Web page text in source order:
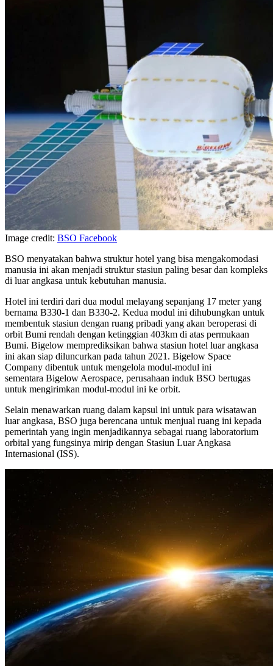
Image credit: BSO Facebook
BSO menyatakan bahwa struktur hotel yang bisa mengakomodasi
manusia ini akan menjadi struktur stasiun paling besar dan kompleks
di luar angkasa untuk kebutuhan manusia.
Hotel ini terdiri dari dua modul melayang sepanjang 17 meter yang
bernama B330-1 dan B330-2. Kedua modul ini dihubungkan untuk
membentuk stasiun dengan ruang pribadi yang akan beroperasi di
orbit Bumi rendah dengan ketinggian 403km di atas permukaan
Bumi. Bigelow memprediksikan bahwa stasiun hotel luar angkasa
ini akan siap diluncurkan pada tahun 2021. Bigelow Space
Company dibentuk untuk mengelola modul-modul ini
sementara Bigelow Aerospace, perusahaan induk BSO bertugas
untuk mengirimkan modul-modul ini ke orbit.
Selain menawarkan ruang dalam kapsul ini untuk para wisatawan
luar angkasa, BSO juga berencana untuk menjual ruang ini kepada
pemerintah yang ingin menjadikannya sebagai ruang laboratorium
orbital yang fungsinya mirip dengan Stasiun Luar Angkasa
Internasional (ISS).